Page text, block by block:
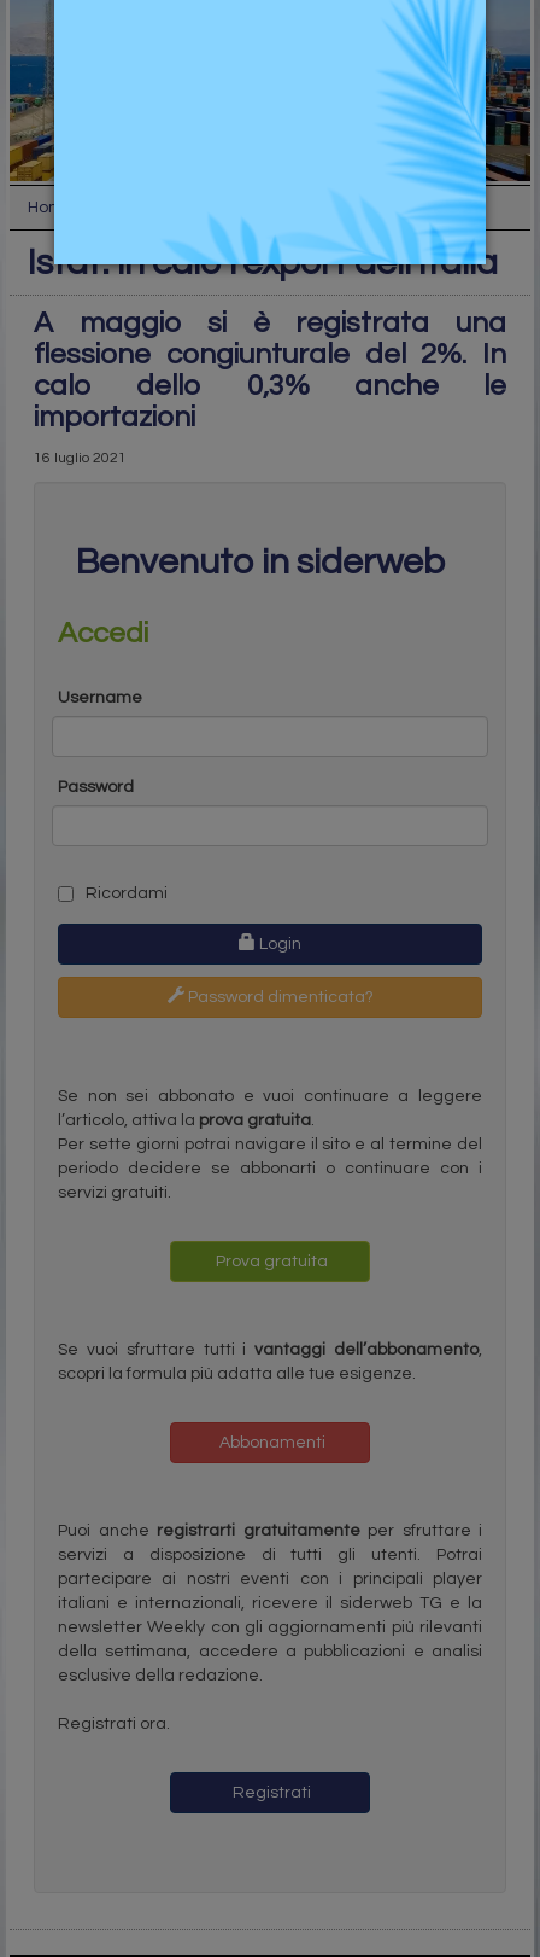
Home Istat: in calo l’export dell’Italia
Istat: in calo l’export dell’Italia
A maggio si è registrata una
flessione congiunturale del 2%. In
calo dello 0,3% anche le
importazioni
16 luglio 2021
Benvenuto in siderweb
Accedi
Username
Password
Ricordami
Login
Password dimenticata?
Se non sei abbonato e vuoi continuare a leggere
l’articolo, attiva la prova gratuita
Per sette giorni potrai navigare il sito e al termine del
periodo decidere se abbonarti o continuare con i
servizi gratuiti.
Prova gratuita
Se vuoi sfruttare tutti ivantaggi dell’abbonamento,
scopri la formula più adatta alle tue esigenze.
Abbonamenti
Puoi anche registrarti gratuitamenteper sfruttare i
servizi a disposizione di tutti gli utenti. Potrai
partecipare ai nostri eventi con i principali player
italiani e internazionali, ricevere il siderweb TG e la
newsletter Weekly con gli aggiornamenti più rilevanti
della settimana, accedere a pubblicazioni e analisi
esclusive della redazione.
Registrati ora.
Registrati